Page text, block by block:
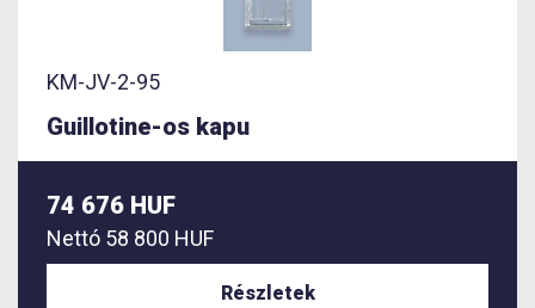
KM-JV-2-95
Guillotine-os kapu
74 676 HUF
Nettó 58 800 HUF
Részletek